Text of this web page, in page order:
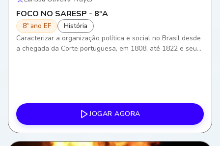
FOCO NO SARESP - 8ºA
8º ano EF
História
Caracterizar a organização política e social no Brasil desde
a chegada da Corte portuguesa, em 1808, até 1822 e seus
JOGAR AGORA